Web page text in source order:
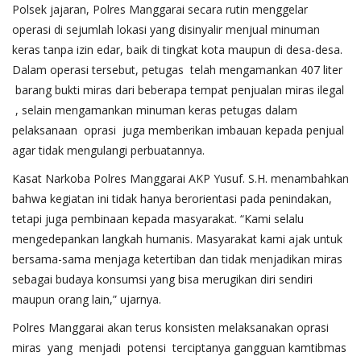
Polsek jajaran, Polres Manggarai secara rutin menggelar
operasi di sejumlah lokasi yang disinyalir menjual minuman
keras tanpa izin edar, baik di tingkat kota maupun di desa-desa.
Dalam operasi tersebut, petugas telah mengamankan 407 liter
barang bukti miras dari beberapa tempat penjualan miras ilegal
, selain mengamankan minuman keras petugas dalam
pelaksanaan oprasi juga memberikan imbauan kepada penjual
agar tidak mengulangi perbuatannya.
Kasat Narkoba Polres Manggarai AKP Yusuf. S.H. menambahkan
bahwa kegiatan ini tidak hanya berorientasi pada penindakan,
tetapi juga pembinaan kepada masyarakat. “Kami selalu
mengedepankan langkah humanis. Masyarakat kami ajak untuk
bersama-sama menjaga ketertiban dan tidak menjadikan miras
sebagai budaya konsumsi yang bisa merugikan diri sendiri
maupun orang lain,” ujarnya.
Polres Manggarai akan terus konsisten melaksanakan oprasi
miras yang menjadi potensi terciptanya gangguan kamtibmas